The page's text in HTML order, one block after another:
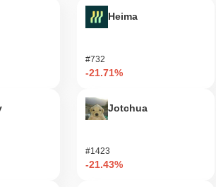
Heima
#732
-21.71%
Jotchua
#1423
-21.43%